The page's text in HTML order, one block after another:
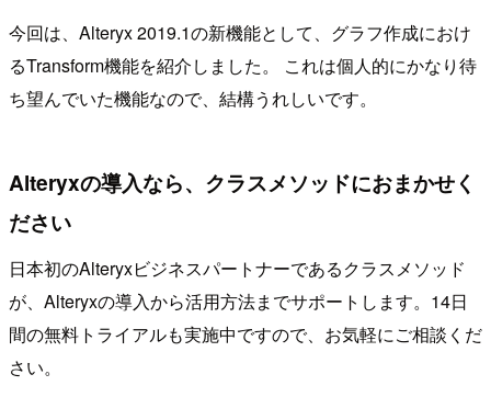
今回は、Alteryx 2019.1の新機能として、グラフ作成におけ
るTransform機能を紹介しました。 これは個人的にかなり待
ち望んでいた機能なので、結構うれしいです。
Alteryxの導入なら、クラスメソッドにおまかせく
ださい
日本初のAlteryxビジネスパートナーであるクラスメソッド
が、Alteryxの導入から活用方法までサポートします。14日
間の無料トライアルも実施中ですので、お気軽にご相談くだ
さい。